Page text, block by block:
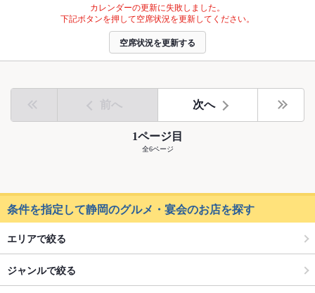
カレンダーの更新に失敗しました。
下記ボタンを押して空席状況を更新してください。
空席状況を更新する
前へ 次へ
1ページ目
全6ページ
条件を指定して静岡のグルメ・宴会のお店を探す
エリアで絞る
ジャンルで絞る